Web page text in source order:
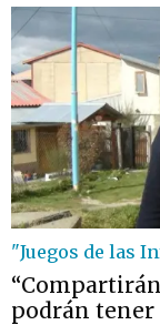
"Juegos de las
podrán tener